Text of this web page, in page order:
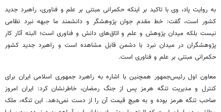
به روایت پاد، وی با تاکید بر اینکه حکمرانی مبتنی بر علم و فناوری، راهبرد جدید
کشور است، گفت: خط مقدم جوان پژوهشگر و دانشمند ما جبهه نبرد نظامی
نیست بلکه میدان پژوهش و علم و اتاق‌های دانش و فناوری است؛ البته آثار کار
پژوهشگران در میدان نبرد با دشمن قابل مشاهده است و راهبرد جدید کشور
حکمرانی مبتنی بر علم و فناوری است.
معاون اول رئیس‌جمهور همچنین با اشاره به راهبرد جمهوری اسلامی ایران برای
کنترل و مدیریت تنگه هرمز پس از جنگ رمضان، خاطرنشان کرد: ایران امروز
صاحب تنگه هرمز بوده و به هیچ قیمت آن را از دست نمی‌دهد. این تنگه، ملک